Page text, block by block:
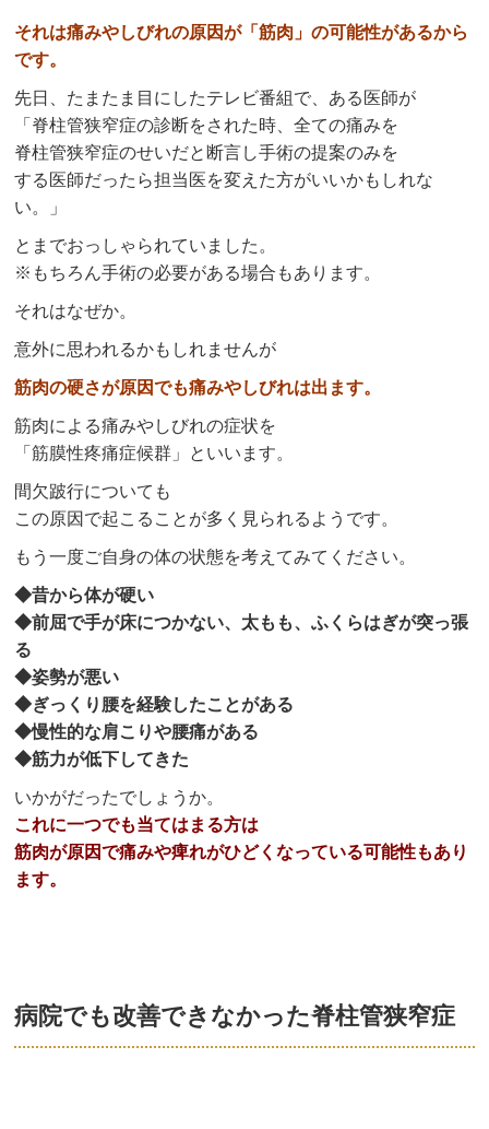
それは痛みやしびれの原因が「筋肉」の可能性があるから
です。
先日、たまたま目にしたテレビ番組で、ある医師が
「脊柱管狭窄症の診断をされた時、全ての痛みを
脊柱管狭窄症のせいだと断言し手術の提案のみを
する医師だったら担当医を変えた方がいいかもしれな
い。」
とまでおっしゃられていました。
※もちろん手術の必要がある場合もあります。
それはなぜか。
意外に思われるかもしれませんが
筋肉の硬さが原因でも痛みやしびれは出ます。
筋肉による痛みやしびれの症状を
「筋膜性疼痛症候群」といいます。
間欠跛行についても
この原因で起こることが多く見られるようです。
もう一度ご自身の体の状態を考えてみてください。
◆昔から体が硬い
◆前屈で手が床につかない、太もも、ふくらはぎが突っ張
る
◆姿勢が悪い
◆ぎっくり腰を経験したことがある
◆慢性的な肩こりや腰痛がある
◆筋力が低下してきた
いかがだったでしょうか。
これに一つでも当てはまる方は
筋肉が原因で痛みや痺れがひどくなっている可能性もあり
ます。
病院でも改善できなかった脊柱管狭窄症